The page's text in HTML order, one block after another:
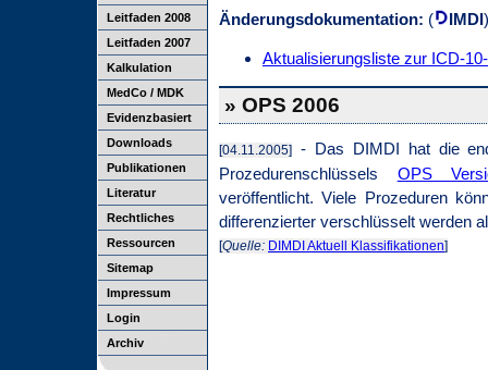
Leitfaden 2008
Leitfaden 2007
Kalkulation
MedCo / MDK
Evidenzbasiert
Downloads
Publikationen
Literatur
Rechtliches
Ressourcen
Sitemap
Impressum
Login
Archiv
Änderungsdokumentation: ( IMDI)
Aktualisierungsliste zur ICD-
» OPS 2006
[04.11.2005] - Das DIMDI hat die
Prozedurenschlüssels OPS
veröffentlicht. Viele Prozeduren
differenzierter verschlüsselt werden
[Quelle: DIMDI Aktuell Klassifikationen]